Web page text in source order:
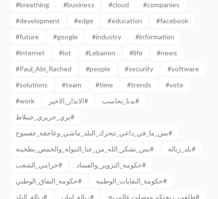
#breathing #business #cloud
#companies
#development
#edge #education
#facebook
#future
#google #industry
#information
#internet
#iot #Lebanon #life
#news
#Paul_Abi_Rached
#people #security
#software
#solutions
#team #time #trends
#vote
#work
الانذار_الاخير#
بدنا_نحاسب#
بري_حريري_جنبلاط#
بس_ما_في_داعي_نتحرك_البلد_ماشي_وعاجقة_عفسوح#
بس_نشكر_الله_من_عنا_التبولة_والحمص_بطحينة#
بلد_زبالة#
حرامي_الشعب#
حكومة_التزوير_والفساد#
حكومة_النفاق_الوطني#
حكومة_النفايات_الوطنية#
زبالة_البلد#
زبالة_لبنان#
طلعت_ريحتكم ووصلت عالمريخ#